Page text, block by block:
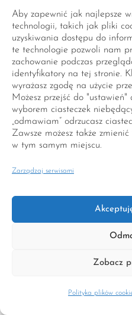
Aby zapewnić jak najlepsze
technologii, takich jak pliki
uzyskiwania dostępu do
te technologie pozwoli nam
zachowanie podczas
identyfikatory na tej stronie.
wyrażasz zgodę na użycie
Możesz przejść do
wyborem ciasteczek
„odmawiam” odrzucasz
Zawsze możesz także
w tym samym miejscu.
Zarządzaj serwisami
Zobacz
Polityka plików
sprzedany
wyłącza,
zawiesza
z umową.
W każdym
wyłączona
używa
koloryzacji
może